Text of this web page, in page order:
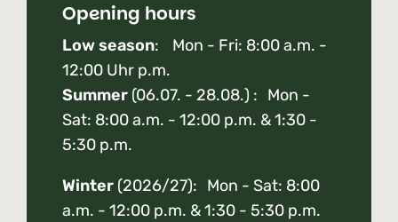
Opening hours
Low season: Mon - Fri: 8:00 a.m. -
12:00 Uhr p.m.
Summer (06.07. - 28.08.) : Mon -
Sat: 8:00 a.m. - 12:00 p.m. & 1:30 -
5:30 p.m.
Winter (2026/27): Mon - Sat: 8:00
a.m. - 12:00 p.m. & 1:30 - 5:30 p.m.